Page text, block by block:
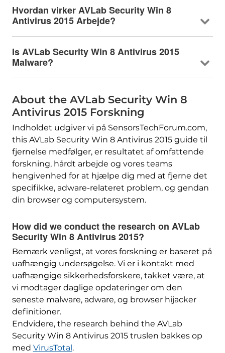
Hvordan virker AVLab Security Win 8
Antivirus 2015 Arbejde?
Is AVLab Security Win 8 Antivirus 2015
Malware?
About the AVLab Security Win 8
Antivirus 2015 Forskning
Indholdet udgiver vi på SensorsTechForum.com,
this AVLab Security Win 8 Antivirus 2015 guide til
fjernelse medfølger, er resultatet af omfattende
forskning, hårdt arbejde og vores teams
hengivenhed for at hjælpe dig med at fjerne det
specifikke, adware-relateret problem, og gendan
din browser og computersystem.
How did we conduct the research on AVLab
Security Win 8 Antivirus 2015?
Bemærk venligst, at vores forskning er baseret på
uafhængig undersøgelse. Vi er i kontakt med
uafhængige sikkerhedsforskere, takket være, at
vi modtager daglige opdateringer om den
seneste malware, adware, og browser hijacker
definitioner.
Endvidere, the research behind the AVLab
Security Win 8 Antivirus 2015 truslen bakkes op
med VirusTotal.